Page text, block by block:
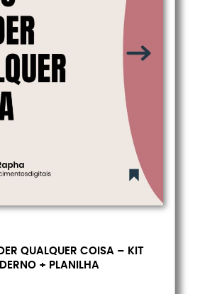
QUALQUER COISA – KIT
+ PLANILHA